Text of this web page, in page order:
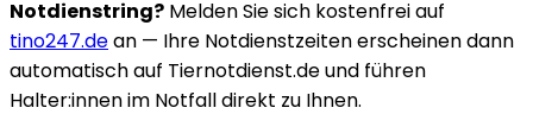
Notdienstring? Melden Sie sich kostenfrei auf
tino247.dean — Ihre Notdienstzeiten erscheinen dann
automatisch auf Tiernotdienst.de und führen
Halter:innen im Notfall direkt zu Ihnen.